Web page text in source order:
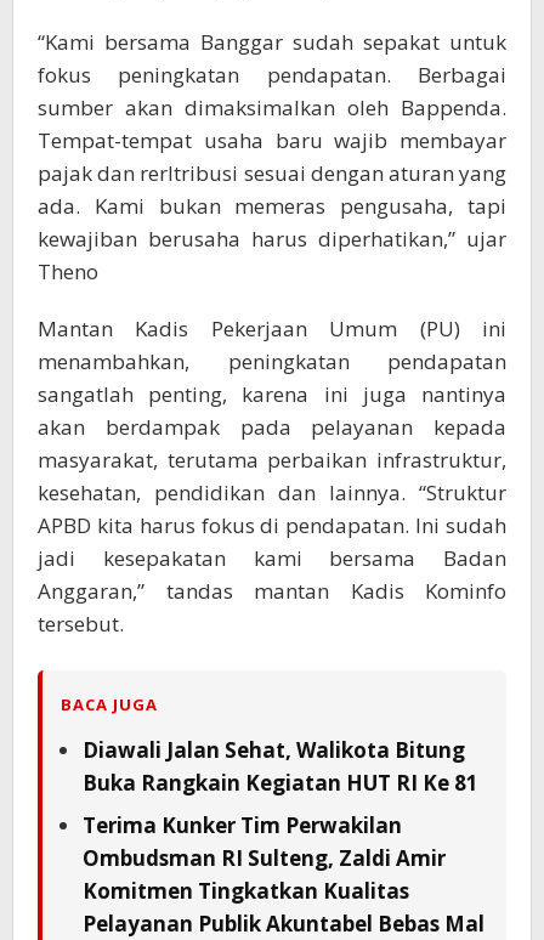
“Kami bersama Banggar sudah sepakat untuk
fokus peningkatan pendapatan. Berbagai
sumber akan dimaksimalkan oleh Bappenda.
Tempat-tempat usaha baru wajib membayar
pajak dan rerltribusi sesuai dengan aturan yang
ada. Kami bukan memeras pengusaha, tapi
kewajiban berusaha harus diperhatikan,” ujar
Theno
Mantan Kadis Pekerjaan Umum (PU) ini
menambahkan, peningkatan pendapatan
sangatlah penting, karena ini juga nantinya
akan berdampak pada pelayanan kepada
masyarakat, terutama perbaikan infrastruktur,
kesehatan, pendidikan dan lainnya. “Struktur
APBD kita harus fokus di pendapatan. Ini sudah
jadi kesepakatan kami bersama Badan
Anggaran,” tandas mantan Kadis Kominfo
tersebut.
BACA JUGA
Diawali Jalan Sehat, Walikota Bitung
Buka Rangkain Kegiatan HUT RI Ke 81
Terima Kunker Tim Perwakilan
Ombudsman RI Sulteng, Zaldi Amir
Komitmen Tingkatkan Kualitas
Pelayanan Publik Akuntabel Bebas Mal